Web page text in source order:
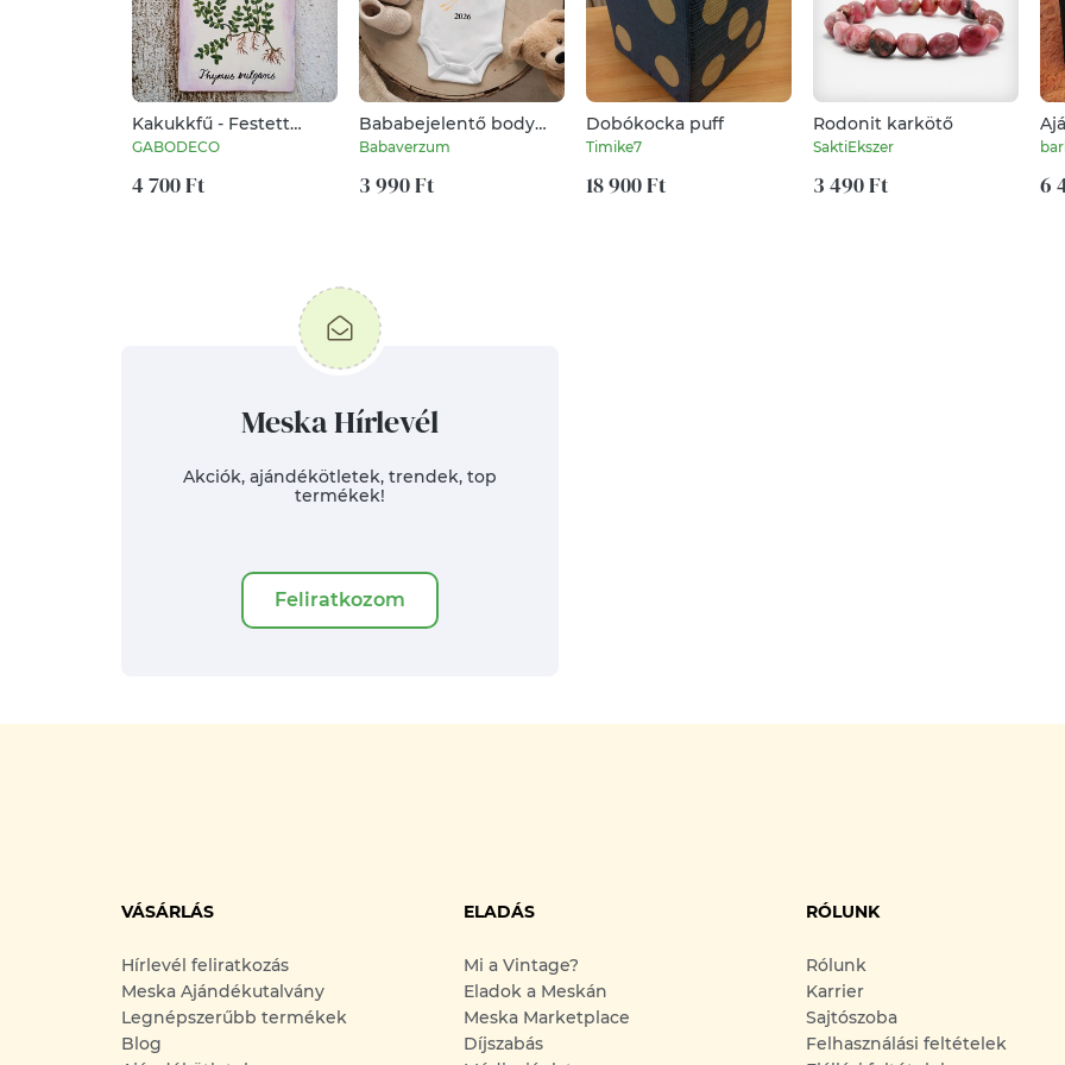
Kakukkfű - Festett
fűszer kép,
konyhába étkezőbe
GABODECO
4 700 Ft
Bababejelentő body
gólyás mintával,
Babaverzum
3 990 Ft
Dobókocka puff
Timike7
18 900 Ft
Rodonit karkötő
SaktiEkszer
3 490 Ft 6
Meska Hírlevél
Akciók, ajándékötletek, trendek, top
termékek!
Feliratkozom
VÁSÁRLÁS
Hírlevél feliratkozás
Meska Ajándékutalvány
Legnépszerűbb termékek
Blog
ELADÁS
Mi a Vintage?
Eladok a Meskán
Meska Marketplace
Díjszabás
RÓLUNK
Rólunk
Karrier
Sajtószoba
Felhasználási feltételek